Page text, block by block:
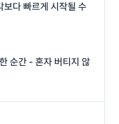
보다 빠르게 시작될 수
순간 - 혼자 버티지 않